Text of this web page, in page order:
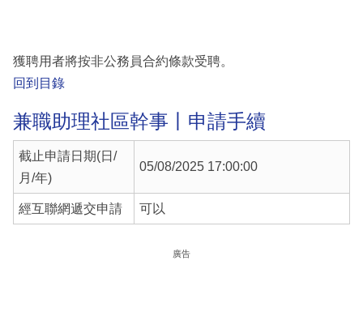
獲聘用者將按非公務員合約條款受聘。
回到目錄
兼職助理社區幹事丨申請手續
截止申請日期(日/
月/年)
05/08/2025 17:00:00
經互聯網遞交申請 可以
廣告